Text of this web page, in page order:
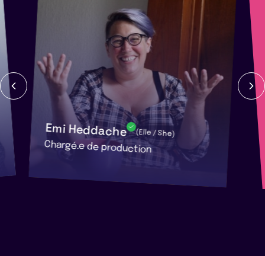
Emi Heddache (Elle / She)
Chargé.e de production